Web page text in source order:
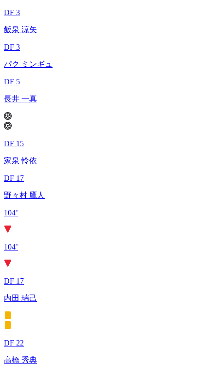
DF 3
飯泉 涼矢
DF 3
パク ミンギュ
DF 5
長井 一真
DF 15
家泉 怜依
DF 17
野々村 鷹人
104’
104’
DF 17
内田 瑞己
DF 22
高橋 秀典